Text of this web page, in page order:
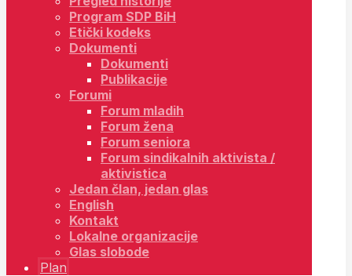
Program SDP BiH
Etički kodeks
Dokumenti
Dokumenti
Publikacije
Forumi
Forum mladih
Forum žena
Forum seniora
Forum sindikalnih aktivista /
aktivistica
Jedan član, jedan glas
English
Kontakt
Lokalne organizacije
Glas slobode
Plan